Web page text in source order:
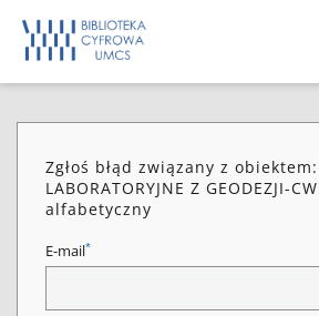
Zgłoś błąd związany z obiektem:
LABORATORYJNE Z GEODEZJI-
alfabetyczny
E-mail*